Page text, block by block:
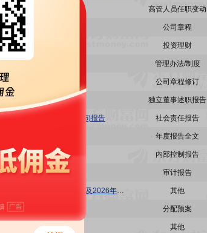
补董事的公告 高管人员任职变动
公司章程
品的公告 投资理财
离职管理制度 管理办法/制度
》的公告 公司章程修订
述职报告(陈及) 独立董事述职报告
暨环境、社会及治理(ESG)报告 社会责任报告
年度报告全文
评价报告 内部控制报告
审计报告
惠泉啤酒:福建省燕京惠泉啤酒股份有限公司关于董事、高级管理人员2025年度薪酬确认及2026年薪酬方案的公告 其他
案公告 分配预案
度履职汇总报告 其他